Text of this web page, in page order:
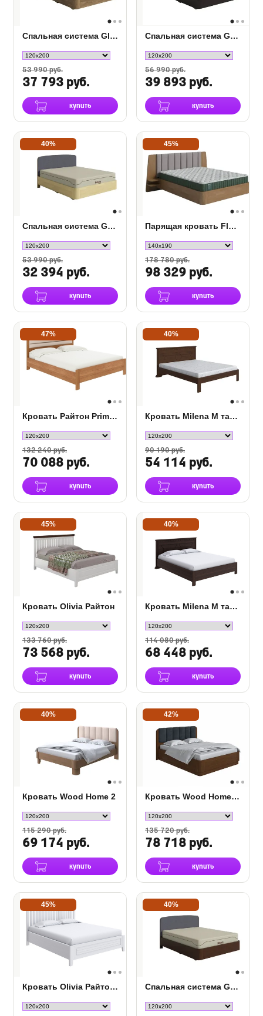
Спальная система Gloria Grace из массива березы
53 990 руб.
37 793 руб.
купить
Спальная система Gatsby Grace сосна
56 990 руб.
39 893 руб.
купить
40%
Спальная система Garbo Grace сосна
53 990 руб.
32 394 руб.
купить
45%
Парящая кровать FlyWood с полками (сосна)
178 780 руб.
98 329 руб.
купить
47%
Кровать Райтон Prima с ПМ
132 240 руб.
70 088 руб.
купить
40%
Кровать Milena М тахта береза
90 190 руб.
54 114 руб.
купить
45%
Кровать Olivia Райтон
133 760 руб.
73 568 руб.
купить
40%
Кровать Milena М тахта с подъемным механизмом
114 080 руб.
68 448 руб.
купить
40%
Кровать Wood Home 2
115 290 руб.
69 174 руб.
купить
42%
Кровать Wood Home 2 с ПМ
135 720 руб.
78 718 руб.
купить
45%
Кровать Olivia Райтон с подъемным механизмом
40%
Спальная система Garbo Grace дуб